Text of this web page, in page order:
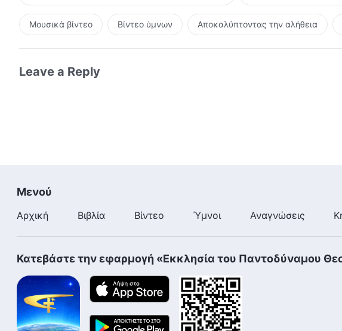
Μουσικά βίντεο Βίντεο ύμνων Αποκαλύπτοντας την αλήθεια
Leave a Reply
Μενού
Αρχική Βιβλία Βίντεο Ύμνοι Αναγνώσεις
Κατεβάστε την εφαρμογή «Εκκλησία του Παντοδύναμου